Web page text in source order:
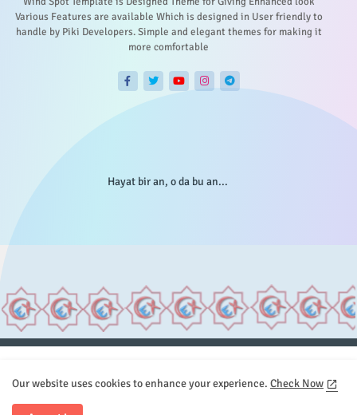
Various Features are available Which is designed in User friendly to
handle by Piki Developers. Simple and elegant themes for making it
more comfortable
Hayat bir an, o da bu an...
Sitemap
İletişim
Our website uses cookies to enhance your experience. Check Now